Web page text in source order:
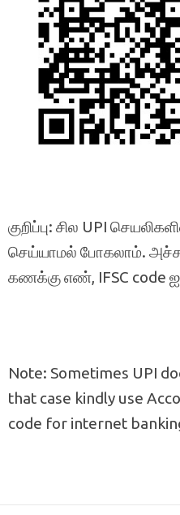
குறிப்பு: சில UPI
செய்யாமல் போகலாம்.
கணக்கு எண், IFSC code ஐ
Note: Sometimes UPI
that case kindly use
code for internet